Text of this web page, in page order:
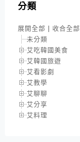
分類
展開全部 | 收合全部
未分類
艾吃韓國美食
艾韓國旅遊
艾看影劇
艾教學
艾聊聊
艾分享
艾料理